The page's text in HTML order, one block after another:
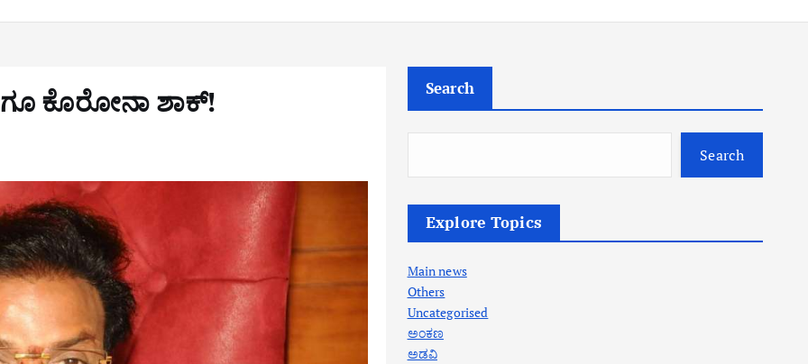
ಕೊರೋನಾ ಶಾಕ್! Search
Search
Explore Topics
Main news
Others
Uncategorised
ಅಂಕಣ
ಅಡವಿ